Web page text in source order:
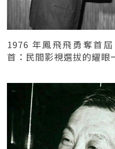
1976 年鳳飛飛勇奪首
首：民間影視選拔的耀眼